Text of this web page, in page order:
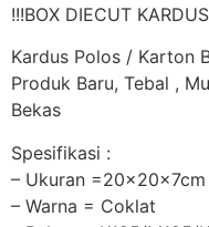
!!!BOX DIECUT
Kardus Polos / Karton
Produk Baru, Tebal ,
Bekas
Spesifikasi :
– Ukuran =20x20x7cm
– Warna = Coklat